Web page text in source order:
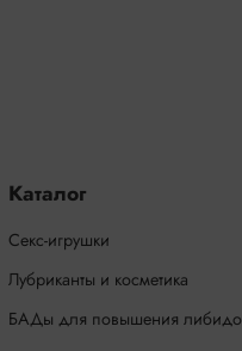
Каталог
Секс-игрушки
Лубриканты и косметика
БАДы для повышения либидо